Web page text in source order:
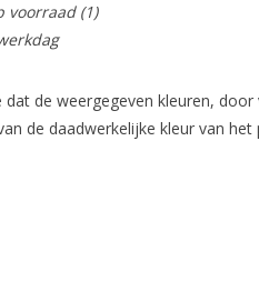
voorraad(1)
de weergegeven kleuren,
de daadwerkelijke kleur van het